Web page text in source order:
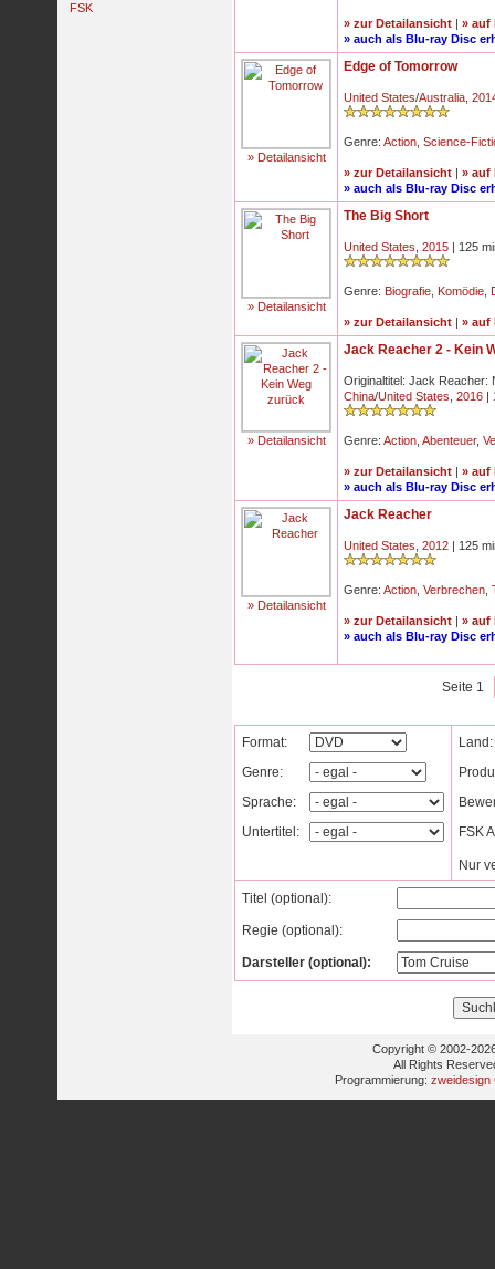
FSK
» zur Detailansicht | » auf
» auch als Blu-ray Disc
» Detailansicht
Edge of Tomorrow
United States/Australia
Genre: Action Science-
» zur Detailansicht | » auf
» auch als Blu-ray Disc
» Detailansicht
The Big Short
United States 2015 | 125
Genre: Biografie Komödie
» zur Detailansicht | » auf
» Detailansicht
Jack Reacher 2 - Kein
Originaltitel: Jack Reacher:
China/United States 2016 |
Genre: Action Abenteuer,
» zur Detailansicht | » auf
» auch als Blu-ray Disc
» Detailansicht
Jack Reacher
United States 2012 | 125
Genre: Action Verbrechen
» zur Detailansicht | » auf
» auch als Blu-ray Disc
Seite 1
Format:
Genre:
Sprache:
Untertitel:
Land:
FSK
Nur
Titel (optional):
Regie (optional):
Darsteller (optional):
Copyright © 2002-
All Rights
Programmierung: zweidesign